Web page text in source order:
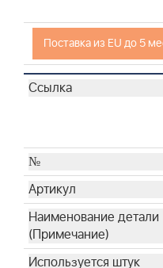
Поставка из EU до 5